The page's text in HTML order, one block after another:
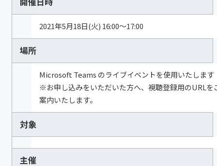
2021年5月18日(火) 16:00～17:00
場所
Microsoft Teams のライブイベントを使用いたします
※お申し込みをいただいた方へ、視聴登録用のURLを
案内いたします。
対象
主催